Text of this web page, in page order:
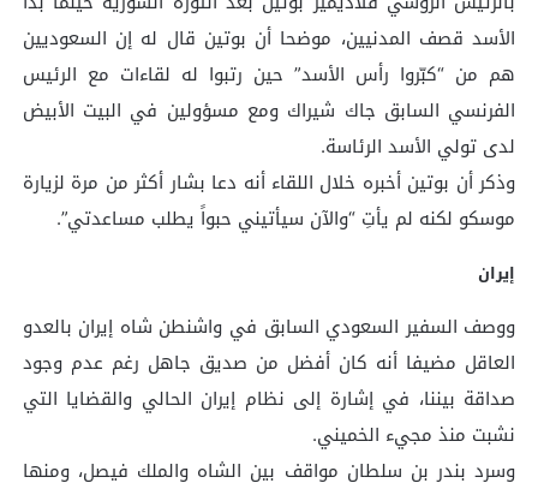
الأسد قصف المدنيين، موضحا أن بوتين قال له إن السعوديين
هم من “كبّروا رأس الأسد” حين رتبوا له لقاءات مع الرئيس
الفرنسي السابق جاك شيراك ومع مسؤولين في البيت الأبيض
لدى تولي الأسد الرئاسة.
وذكر أن بوتين أخبره خلال اللقاء أنه دعا بشار أكثر من مرة لزيارة
موسكو لكنه لم يأتِ “والآن سيأتيني حبواً يطلب مساعدتي”.
إيران
ووصف السفير السعودي السابق في واشنطن شاه إيران بالعدو
العاقل مضيفا أنه كان أفضل من صديق جاهل رغم عدم وجود
صداقة بيننا، في إشارة إلى نظام إيران الحالي والقضايا التي
نشبت منذ مجيء الخميني.
وسرد بندر بن سلطان مواقف بين الشاه والملك فيصل، ومنها